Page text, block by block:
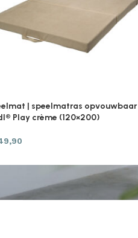
| speelmatras opvouwbaar
Play crème (120×200)